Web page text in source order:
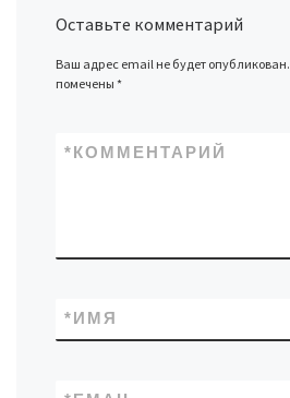
Оставьте комментарий
Ваш адрес email не будет опубликован.
помечены*
КОММЕНТАРИЙ
*
ИМЯ
*